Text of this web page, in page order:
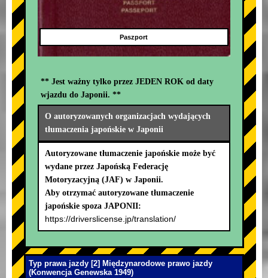
Paszport
** Jest ważny tylko przez JEDEN ROK od daty
wjazdu do Japonii. **
O autoryzowanych organizacjach wydających
tłumaczenia japońskie w Japonii
Autoryzowane tłumaczenie japońskie może być
wydane przez Japońską Federację
Motoryzacyjną (JAF) w Japonii.
Aby otrzymać autoryzowane tłumaczenie
japońskie spoza JAPONII:
https://driverslicense.jp/translation/
Typ prawa jazdy [2] Międzynarodowe prawo jazdy
(Konwencja Genewska 1949)